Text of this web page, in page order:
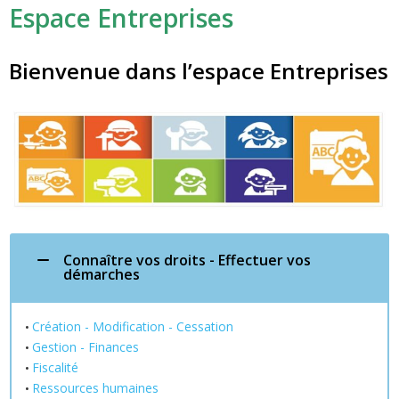
Espace Entreprises
Bienvenue dans l’espace Entreprises
Connaître vos droits - Effectuer vos
démarches
• Création - Modification - Cessation
• Gestion - Finances
• Fiscalité
• Ressources humaines